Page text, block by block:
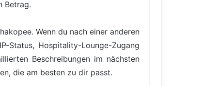
Betrag.
Wenn du nach einer anderen
Status, Hospitality-Lounge-Zugang
Beschreibungen im nächsten
die am besten zu dir passt.